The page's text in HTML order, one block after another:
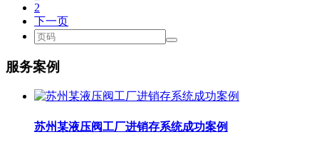
2
下一页
服务案例
苏州某液压阀工厂进销存系统成功案例